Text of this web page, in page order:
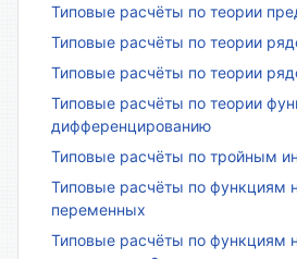
Типовые расчёты по теории
Типовые расчёты по теории
Типовые расчёты по теории
Типовые расчёты по теории
дифференцированию
Типовые расчёты по тройным
Типовые расчёты по функциям
переменных
Типовые расчёты по функциям